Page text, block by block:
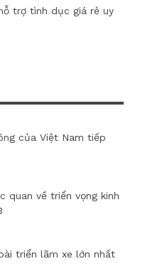
trợ tình dục giá rẻ uy
của Việt Nam tiếp
quan về triển vọng kinh
triển lãm xe lớn nhất